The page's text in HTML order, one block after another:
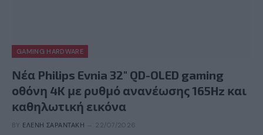
GAMING HARDWARE
Νέα Philips Evnia 32″ QD-OLED gaming
οθόνη 4K με ρυθμό ανανέωσης 165Hz και
καθηλωτική εικόνα
BY ΕΛΈΝΗ ΣΑΡΑΝΤΆΚΗ 22/07/2026